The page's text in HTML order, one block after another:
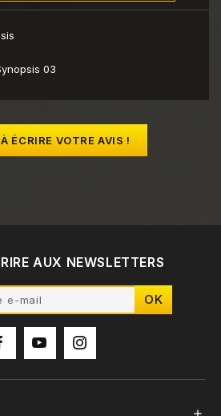
03
ÉCRIRE VOTRE AVIS !
AUX NEWSLETTERS